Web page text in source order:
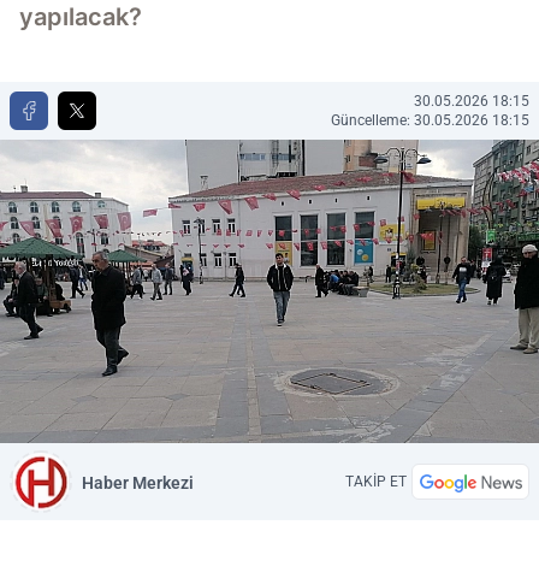
yapılacak?
30.05.2026 18:15
Güncelleme: 30.05.2026 18:15
Haber Merkezi TAKİP ET